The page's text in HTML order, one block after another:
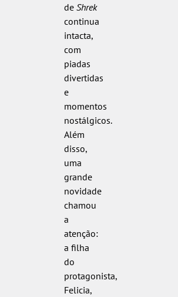
de Shrek
continua
intacta,
com
piadas
divertidas
e
momentos
nostálgicos.
Além
disso,
uma
grande
novidade
chamou
a
atenção:
a filha
do
protagonista,
Felicia,